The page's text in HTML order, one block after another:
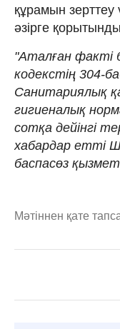
құрамын зерттеу
әзірге
"Аталған
кодекстің 304-
Санитариялық
гигиеналық
сотқа дейінгі
хабардар етті
баспасөз
Мәтіннен қате